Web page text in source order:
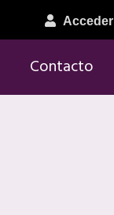
Acceder
Contacto